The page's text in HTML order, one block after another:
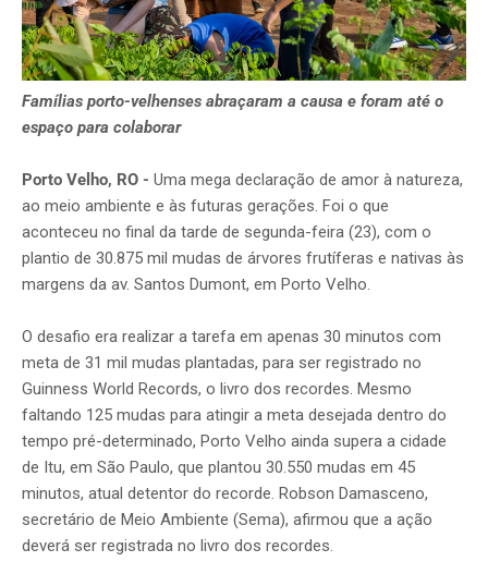
Famílias porto-velhenses abraçaram a causa e foram até o
espaço para colaborar
Porto Velho, RO - Uma mega declaração de amor à natureza,
ao meio ambiente e às futuras gerações. Foi o que
aconteceu no final da tarde de segunda-feira (23), com o
plantio de 30.875 mil mudas de árvores frutíferas e nativas às
margens da av. Santos Dumont, em Porto Velho.
O desafio era realizar a tarefa em apenas 30 minutos com
meta de 31 mil mudas plantadas, para ser registrado no
Guinness World Records, o livro dos recordes. Mesmo
faltando 125 mudas para atingir a meta desejada dentro do
tempo pré-determinado, Porto Velho ainda supera a cidade
de Itu, em São Paulo, que plantou 30.550 mudas em 45
minutos, atual detentor do recorde. Robson Damasceno,
secretário de Meio Ambiente (Sema), afirmou que a ação
deverá ser registrada no livro dos recordes.